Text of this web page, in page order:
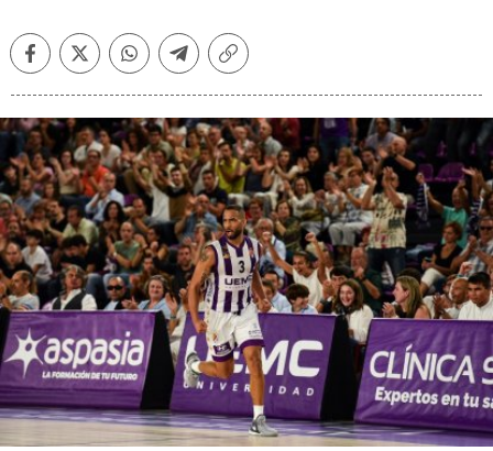
FacebookTwitterWhatsappTelegramCopiar